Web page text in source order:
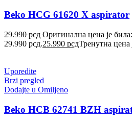
Beko HCG 61620 X aspirator
29.990рсд Оригинална цена је била:
29.990 рсд.25.990 рсдТренутна цена
Uporedite
Brzi pregled
Dodajte u Omiljeno
Beko HCB 62741 BZH